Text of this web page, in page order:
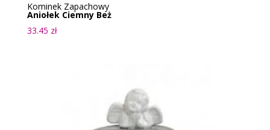
Kominek Zapachowy
Aniołek Ciemny Beż
33.45 zł